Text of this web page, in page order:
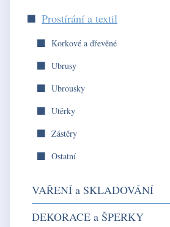
Prostírání a textil
Korkové a dřevěné
Ubrusy
Ubrousky
Utěrky
Zástěry
Ostatní
VAŘENÍ a SKLADOVÁNÍ
DEKORACE a ŠPERKY